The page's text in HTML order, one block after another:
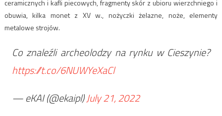
ceramicznych i kafli piecowych, fragmenty skór z ubioru wierzchniego i
obuwia, kilka monet z XV w., nożyczki żelazne, noże, elementy
metalowe strojów.
Co znaleźli archeolodzy na rynku w Cieszynie?
https://t.co/6NUWYeXaCl
— eKAI (@ekaipl)July 21, 2022